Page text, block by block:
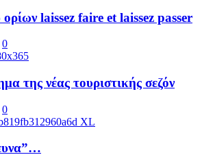
laissez faire et laissez passer
0
της νέας τουριστικής σεζόν
0